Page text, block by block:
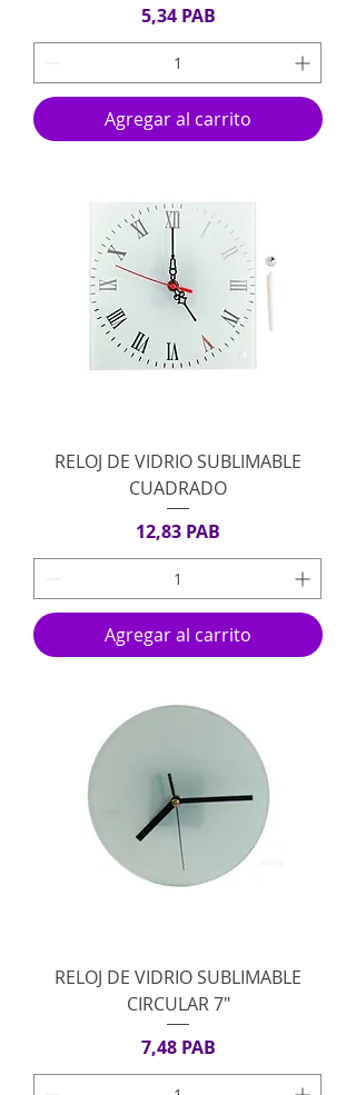
Precio
5,34 PAB
Agregar al carrito
RELOJ DE VIDRIO SUBLIMABLE
CUADRADO
Precio
12,83 PAB
Agregar al carrito
RELOJ DE VIDRIO SUBLIMABLE
CIRCULAR 7"
Precio
7,48 PAB